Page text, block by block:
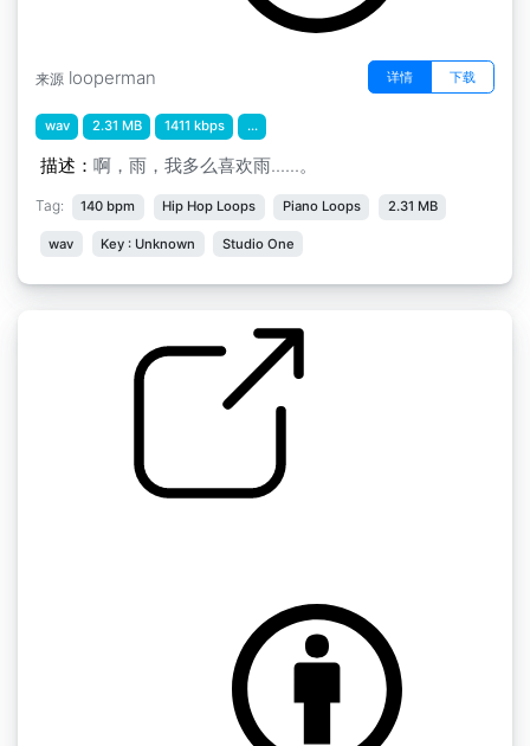
来源 looperman 详情 下载
wav 2.31 MB 1411 kbps ...
描述： 啊，雨，我多么喜欢雨......。
Tag: 140 bpm Hip Hop Loops Piano Loops 2.31 MB
wav Key : Unknown Studio One